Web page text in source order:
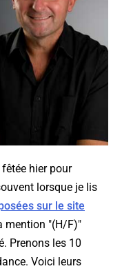
hier pour
lorsque je lis
sur le site
mention "(H/F)"
Prenons les 10
Voici leurs